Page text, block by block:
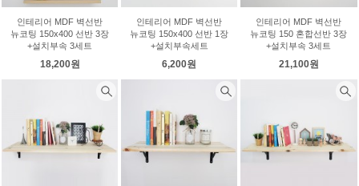
인테리어 MDF 벽선반
뉴코팅 150x400 선반 3장
+설치부속 3세트
18,200원
인테리어 MDF 벽선반
뉴코팅 150x400 선반 1장
+설치부속세트
6,200원
인테리어 MDF 벽선반
뉴코팅 150 혼합선반 3장
+설치부속 3세트
21,100원